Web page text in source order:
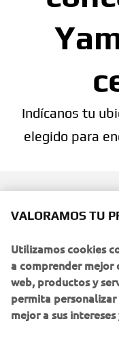
VALORAMOS TU
Utilizamos cookies
a comprender mejor
web, productos y
permita
mejor a sus